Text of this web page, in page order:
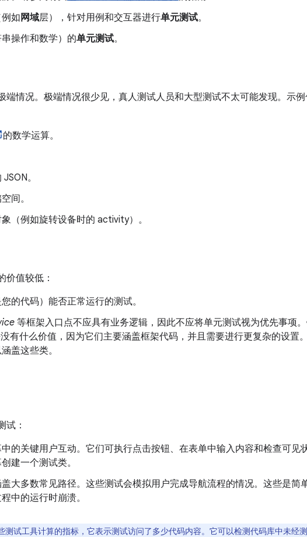
如 网域层），针对用例和交互器进行单元测试。
串操作和数学）的单元测试。
端情况。极端情况很少见，真人测试人员和大型测试不太可能发现。示
的数学运算。
。
间。
（例如旋转设备时的 activity）。
价值较低：
的代码）能否正常运行的测试。
等框架入口点不应具有业务逻辑，因此不应将单元测试视为优先事项
有什么价值，因为它们主要涵盖框架代码，并且需要进行更复杂的设置
盖这些类。
试：
的关键用户互动。它们可执行点击按钮、在表单中输入内容和检查可见
建一个测试类。
盖大多数常见路径。这些测试会模拟用户完成导航流程的情况。这些是简
中的运行时崩溃。
测试工具计算的指标，它表示测试访问了多少代码内容。它可以检测代码库中未经